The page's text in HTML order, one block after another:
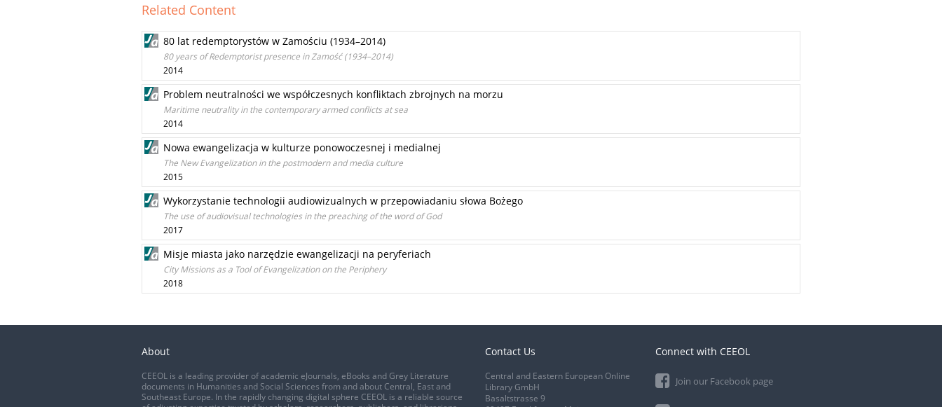
Related Content
80 lat redemptorystów w Zamościu (1934–2014)
80 years of Redemptorist presence in Zamość (1934–2014)
2014
Problem neutralności we współczesnych konfliktach zbrojnych na morzu
Maritime neutrality in the contemporary armed conflicts at sea
2014
Nowa ewangelizacja w kulturze ponowoczesnej i medialnej
The New Evangelization in the postmodern and media culture
2015
Wykorzystanie technologii audiowizualnych w przepowiadaniu słowa Bożego
The use of audiovisual technologies in the preaching of the word of God
2017
Misje miasta jako narzędzie ewangelizacji na peryferiach
City Missions as a Tool of Evangelization on the Periphery
2018
About
CEEOL is a leading provider of academic eJournals, eBooks and Grey Literature
documents in Humanities and Social Sciences from and about Central, East and
Southeast Europe. In the rapidly changing digital sphere CEEOL is a reliable source
Contact Us
Central and Eastern European Online
Library GmbH
Basaltstrasse 9
Connect with CEEOL
Join our Facebook page